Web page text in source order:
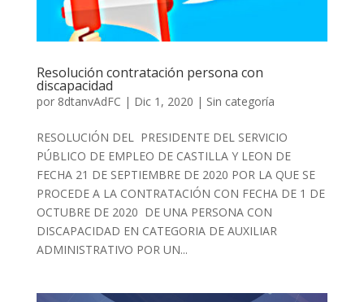
Resolución contratación persona con
discapacidad
por 8dtanvAdFC | Dic 1, 2020 | Sin categoría
RESOLUCIÓN DEL PRESIDENTE DEL SERVICIO
PÚBLICO DE EMPLEO DE CASTILLA Y LEON DE
FECHA 21 DE SEPTIEMBRE DE 2020 POR LA QUE SE
PROCEDE A LA CONTRATACIÓN CON FECHA DE 1 DE
OCTUBRE DE 2020 DE UNA PERSONA CON
DISCAPACIDAD EN CATEGORIA DE AUXILIAR
ADMINISTRATIVO POR UN...